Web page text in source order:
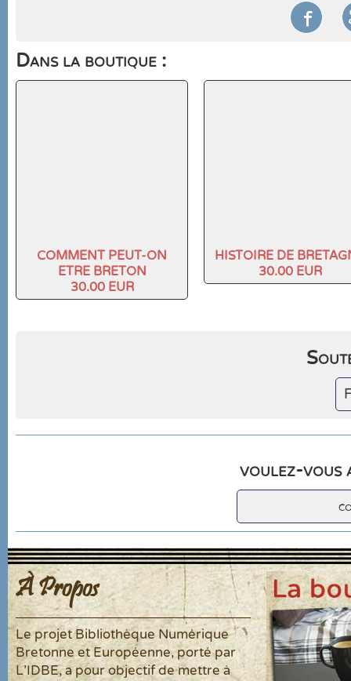

Dans la boutique :
COMMENT PEUT-ON
ETRE BRETON
30.00 EUR
HISTOIRE DE
30.00 EUR
voulez-vous
À Propos
Le projet Bibliothèque Numérique
Bretonne et Européenne, porté par
L'IDBE, a pour objectif de mettre à